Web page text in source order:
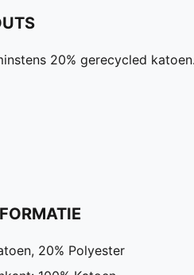
20% gerecycled katoen.
20% Polyester